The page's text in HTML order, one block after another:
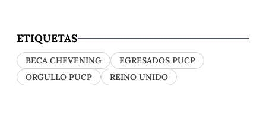
ETIQUETAS
BECA CHEVENING
EGRESADOS PUCP
ORGULLO PUCP
REINO UNIDO